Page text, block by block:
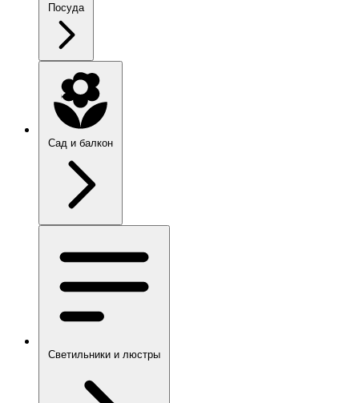
Посуда
Сад и балкон
Светильники и люстры